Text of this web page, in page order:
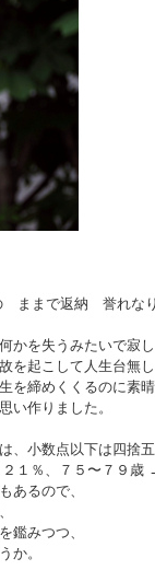
ままで返納 誉れな
かを失うみたいで寂
を起こして人生台無
を締めくくるのに素
い作りました。
、小数点以下は四捨
１％、７５〜７９歳
あるので、
鑑みつつ、
か。